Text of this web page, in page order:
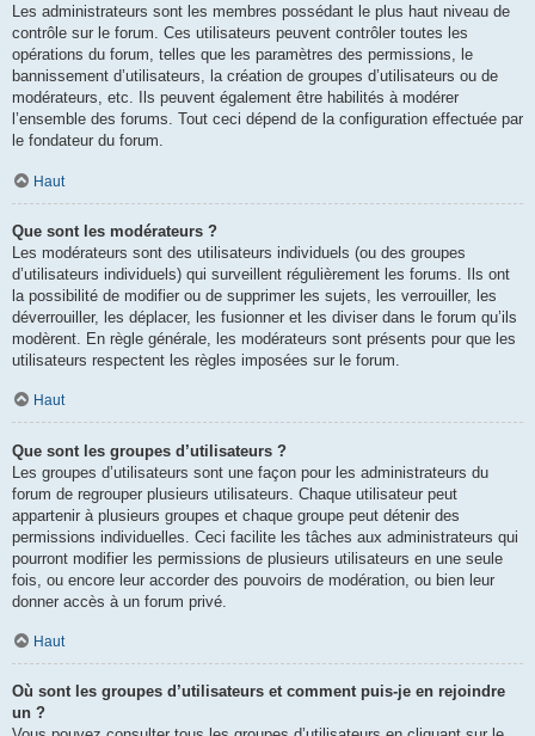
Les administrateurs sont les membres possédant le plus haut niveau de
contrôle sur le forum. Ces utilisateurs peuvent contrôler toutes les
opérations du forum, telles que les paramètres des permissions, le
bannissement d’utilisateurs, la création de groupes d’utilisateurs ou de
modérateurs, etc. Ils peuvent également être habilités à modérer
l’ensemble des forums. Tout ceci dépend de la configuration effectuée par
le fondateur du forum.
Haut
Que sont les modérateurs ?
Les modérateurs sont des utilisateurs individuels (ou des groupes
d’utilisateurs individuels) qui surveillent régulièrement les forums. Ils ont
la possibilité de modifier ou de supprimer les sujets, les verrouiller, les
déverrouiller, les déplacer, les fusionner et les diviser dans le forum qu’ils
modèrent. En règle générale, les modérateurs sont présents pour que les
utilisateurs respectent les règles imposées sur le forum.
Haut
Que sont les groupes d’utilisateurs ?
Les groupes d’utilisateurs sont une façon pour les administrateurs du
forum de regrouper plusieurs utilisateurs. Chaque utilisateur peut
appartenir à plusieurs groupes et chaque groupe peut détenir des
permissions individuelles. Ceci facilite les tâches aux administrateurs qui
pourront modifier les permissions de plusieurs utilisateurs en une seule
fois, ou encore leur accorder des pouvoirs de modération, ou bien leur
donner accès à un forum privé.
Haut
Où sont les groupes d’utilisateurs et comment puis-je en rejoindre
un ?